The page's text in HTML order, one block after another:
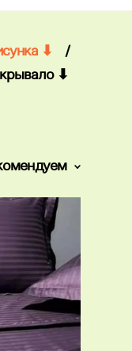
⬇
/
⬇